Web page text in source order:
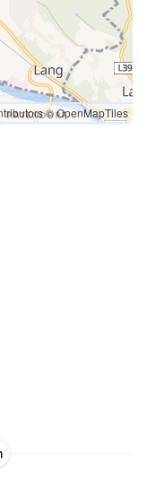
© OpenMapTiles